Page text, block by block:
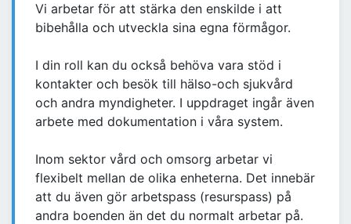
Vi arbetar för att stärka den enskilde i att
bibehålla och utveckla sina egna förmågor.
I din roll kan du också behöva vara stöd i
kontakter och besök till hälso-och sjukvård
och andra myndigheter. I uppdraget ingår även
arbete med dokumentation i våra system.
Inom sektor vård och omsorg arbetar vi
flexibelt mellan de olika enheterna. Det innebär
att du även gör arbetspass (resurspass) på
andra boenden än det du normalt arbetar på.